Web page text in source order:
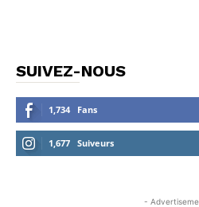
SUIVEZ-NOUS
1,734 Fans
1,677 Suiveurs
-